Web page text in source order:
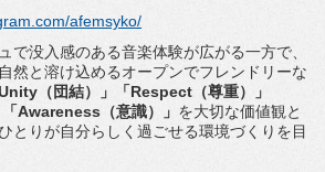
afemsyko/
で没入感のある音楽体験が広がる一方で、
然と溶け込めるオープンでフレンドリーな
Unity（団結）」「Respect（尊重）」
「Awareness（意識）」 を大切な価値観と
とりが自分らしく過ごせる環境づくりを目